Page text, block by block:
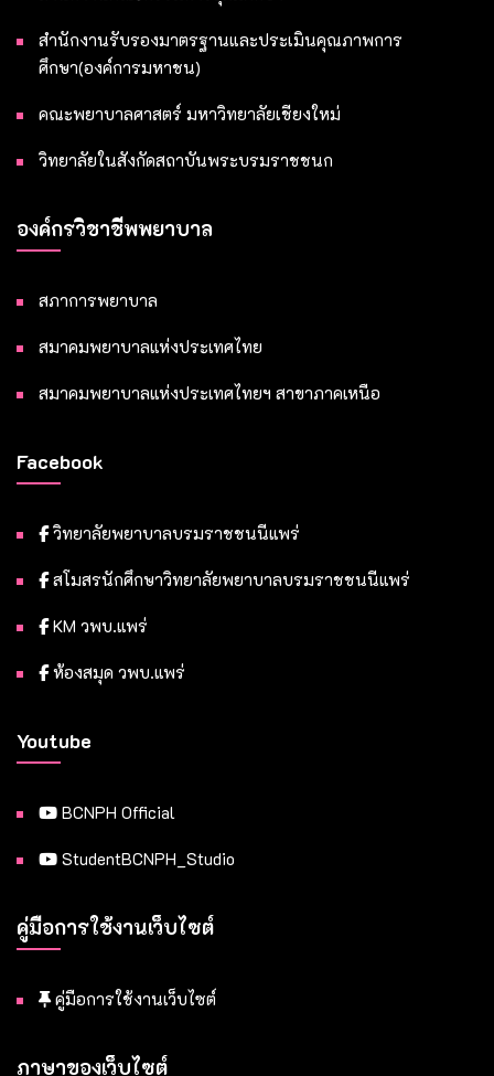
สำนักงานรับรองมาตรฐานและประเมินคุณภาพการ
ศึกษา(องค์การมหาชน)
คณะพยาบาลศาสตร์ มหาวิทยาลัยเชียงใหม่
วิทยาลัยในสังกัดสถาบันพระบรมราชชนก
องค์กรวิชาชีพพยาบาล
สภาการพยาบาล
สมาคมพยาบาลแห่งประเทศไทย
สมาคมพยาบาลแห่งประเทศไทยฯ สาขาภาคเหนือ
Facebook
วิทยาลัยพยาบาลบรมราชชนนีแพร่
สโมสรนักศึกษาวิทยาลัยพยาบาลบรมราชชนนีแพร่
KM วพบ.แพร่
ห้องสมุด วพบ.แพร่
Youtube
BCNPH Official
StudentBCNPH_Studio
คู่มือการใช้งานเว็บไซต์
คู่มือการใช้งานเว็บไซต์
ภาษาของเว็บไซต์